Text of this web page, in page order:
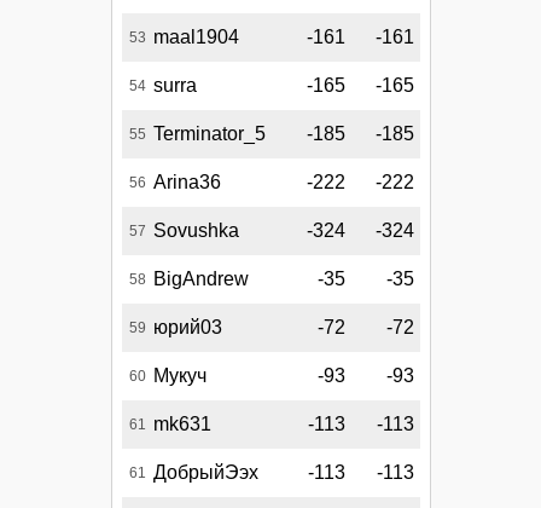
53 maal1904 -161 -161
54 surra -165 -165
55 Terminator_5 -185 -185
56 Arina36 -222 -222
57 Sovushka -324 -324
58 BigAndrew -35 -35
59 юрий03 -72 -72
60 Мукуч -93 -93
61 mk631 -113 -113
61 ДобрыйЭэх -113 -113